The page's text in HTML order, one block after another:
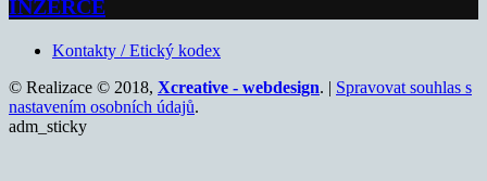
INZERCE
Kontakty / Etický kodex
© Realizace © 2018, Xcreative - webdesign. | Spravovat souhlas s
nastavením osobních údajů.
adm_sticky